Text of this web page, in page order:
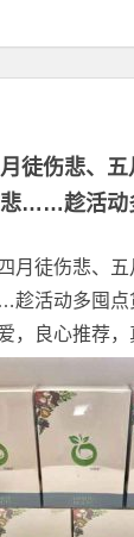
徒伤悲、
……趁活动
月徒伤悲、
活动多囤点
，良心推荐，